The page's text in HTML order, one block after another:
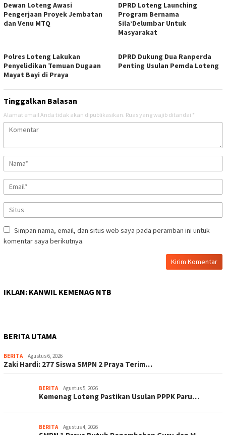
Dewan Loteng Awasi
Pengerjaan Proyek Jembatan
dan Venu MTQ
DPRD Loteng Launching
Program Bernama
Sila’Delumbar Untuk
Masyarakat
Polres Loteng Lakukan
Penyelidikan Temuan Dugaan
Mayat Bayi di Praya
DPRD Dukung Dua Ranperda
Penting Usulan Pemda Loteng
Tinggalkan Balasan
Alamat email Anda tidak akan dipublikasikan. Ruas yang wajib ditandai *
Simpan nama, email, dan situs web saya pada peramban ini untuk
komentar saya berikutnya.
IKLAN: KANWIL KEMENAG NTB
BERITA UTAMA
BERITA Agustus 6, 2026
Zaki Hardi: 277 Siswa SMPN 2 Praya Terim…
BERITA Agustus 5, 2026
Kemenag Loteng Pastikan Usulan PPPK Paru…
BERITA Agustus 4, 2026